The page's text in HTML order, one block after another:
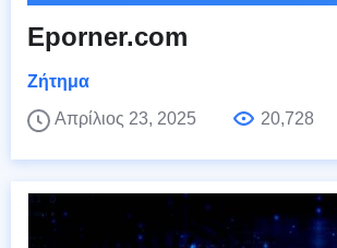
Eporner.com
Ζήτημα
Απρίλιος 23, 2025
20,728